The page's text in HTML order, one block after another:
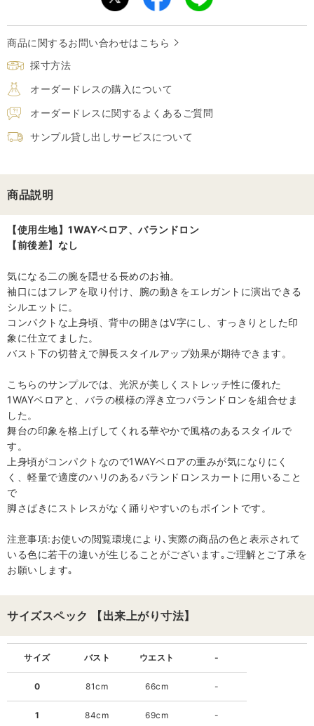
商品に関するお問い合わせはこちら
採寸方法
オーダードレスの購入について
オーダードレスに関するよくあるご質問
サンプル貸し出しサービスについて
商品説明
【使用生地】1WAYベロア、バランドロン
【前後差】なし
気になる二の腕を隠せる長めのお袖。
袖口にはフレアを取り付け、腕の動きをエレガントに演出できる
シルエットに。
コンパクトな上身頃、背中の開きはV字にし、すっきりとした印
象に仕立てました。
バスト下の切替えで脚長スタイルアップ効果が期待できます。
こちらのサンプルでは、光沢が美しくストレッチ性に優れた
1WAYベロアと、バラの模様の浮き立つバランドロンを組合せま
した。
舞台の印象を格上げしてくれる華やかで風格のあるスタイルで
す。
上身頃がコンパクトなので1WAYベロアの重みが気になりにく
く、軽量で適度のハリのあるバランドロンスカートに用いること
で
脚さばきにストレスがなく踊りやすいのもポイントです。
注意事項:お使いの閲覧環境により､実際の商品の色と表示されて
いる色に若干の違いが生じることがございます｡ご理解とご了承を
お願いします｡
サイズスペック 【出来上がり寸法】
サイズ
0
1
バスト
81cm
84cm
ウエスト
66cm
69cm
-
-
-